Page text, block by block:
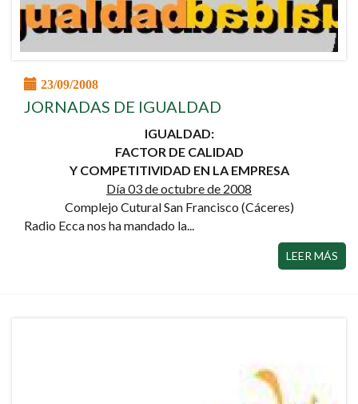
23/09/2008
JORNADAS DE IGUALDAD
IGUALDAD:
FACTOR DE CALIDAD
Y COMPETITIVIDAD EN LA EMPRESA
Día 03 de octubre de 2008
Complejo Cutural San Francisco (Cáceres)
Radio Ecca nos ha mandado la...
LEER MÁS